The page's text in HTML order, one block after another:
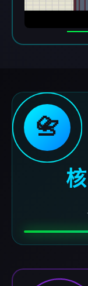
📇